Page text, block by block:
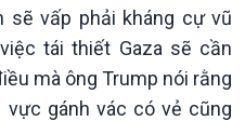
sẽ vấp phải kháng cự vũ
tái thiết Gaza sẽ cần
mà ông Trump nói rằng
gánh vác có vẻ cũng